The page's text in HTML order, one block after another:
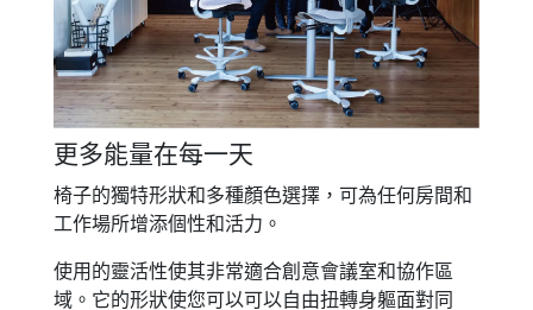
更多能量在每一天
椅子的獨特形狀和多種顏色選擇，可為任何房間和
工作場所增添個性和活力。
使用的靈活性使其非常適合創意會議室和協作區
域。它的形狀使您可以可以自由扭轉身軀面對同